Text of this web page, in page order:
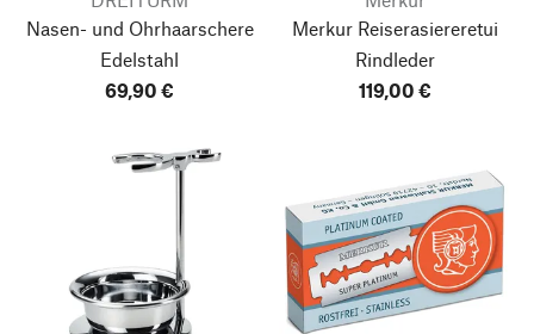
Nasen- und Ohrhaarschere
Edelstahl
69,90 €
Merkur Reiserasiereretui
Rindleder
119,00 €